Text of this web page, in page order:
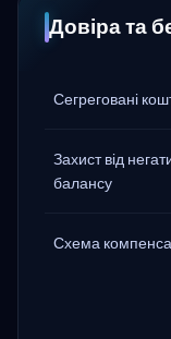
Довіра та
Сегреговані
Захист від
балансу
Схема